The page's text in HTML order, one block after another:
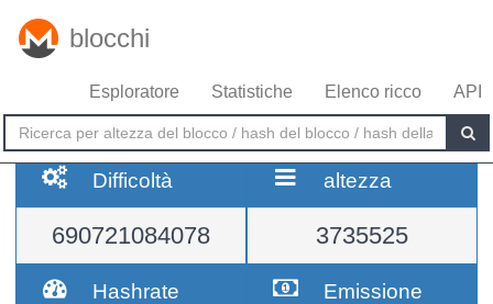
blocchi
Esploratore Statistiche Elenco ricco API
Difficoltà
690721084078
altezza
3735525
Hashrate Emissione